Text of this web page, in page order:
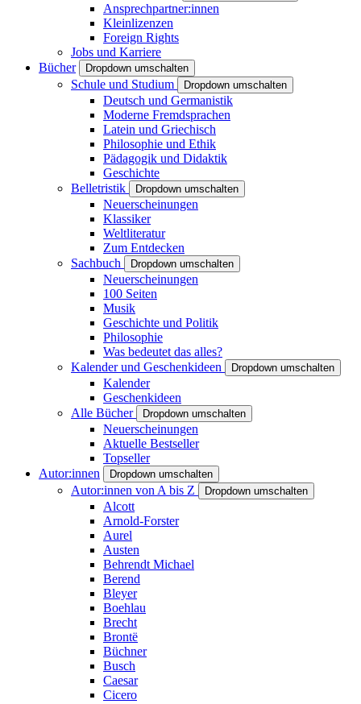
Ansprechpartner:innen
Kleinlizenzen
Foreign Rights
Jobs und Karriere
Bücher
Dropdown umschalten
Schule und Studium Dropdown umschalten
Deutsch und Germanistik
Moderne Fremdsprachen
Latein und Griechisch
Philosophie und Ethik
Pädagogik und Didaktik
Geschichte
Belletristik
Dropdown umschalten
Neuerscheinungen
Klassiker
Weltliteratur
Zum Entdecken
Sachbuch
Dropdown umschalten
Neuerscheinungen
100 Seiten
Musik
Geschichte und Politik
Philosophie
Was bedeutet das alles?
Kalender und Geschenkideen
Dropdown umschalten
Kalender
Geschenkideen
Alle Bücher
Dropdown umschalten
Neuerscheinungen
Aktuelle Bestseller
Topseller
Autor:innen
Dropdown umschalten
Autor:innen von A bis Z Dropdown umschalten
Alcott
Arnold-Forster
Aurel
Austen
Behrendt Michael
Berend
Bleyer
Boehlau
Brecht
Brontë
Büchner
Busch
Caesar
Cicero